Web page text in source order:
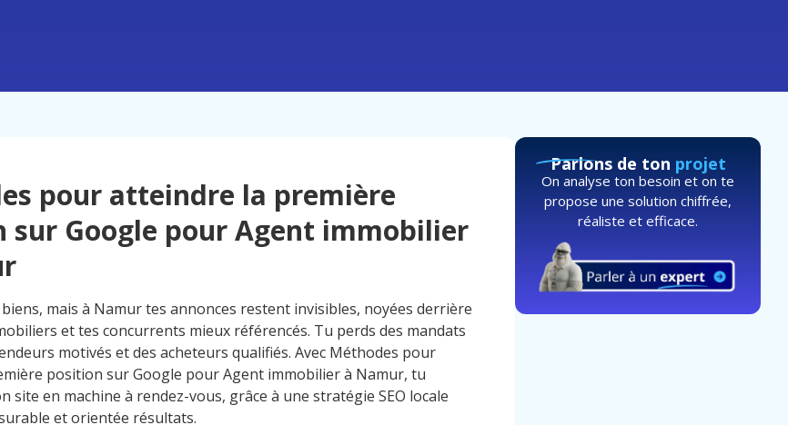
pour atteindre la première
sur Google pour Agent immobilier
mais à Namur tes annonces restent invisibles, noyées derrière
et tes concurrents mieux référencés. Tu perds des mandats
motivés et des acheteurs qualifiés. Avec Méthodes pour
position sur Google pour Agent immobilier à Namur, tu
site en machine à rendez-vous, grâce à une stratégie SEO locale
et orientée résultats.
Parlons de ton projet
On analyse ton besoin et on te
propose une solution chiffrée,
réaliste et efficace.